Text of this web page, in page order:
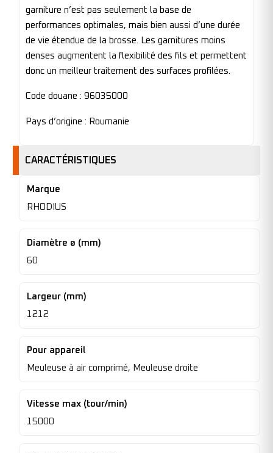
garniture n’est pas seulement la base de
performances optimales, mais bien aussi d’une durée
de vie étendue de la brosse. Les garnitures moins
denses augmentent la flexibilité des fils et permettent
donc un meilleur traitement des surfaces profilées.
Code douane : 96035000
Pays d’origine : Roumanie
CARACTÉRISTIQUES
Marque
RHODIUS
Diamètre ø (mm)
60
Largeur (mm)
1212
Pour appareil
Meuleuse à air comprimé, Meuleuse droite
Vitesse max (tour/min)
15000